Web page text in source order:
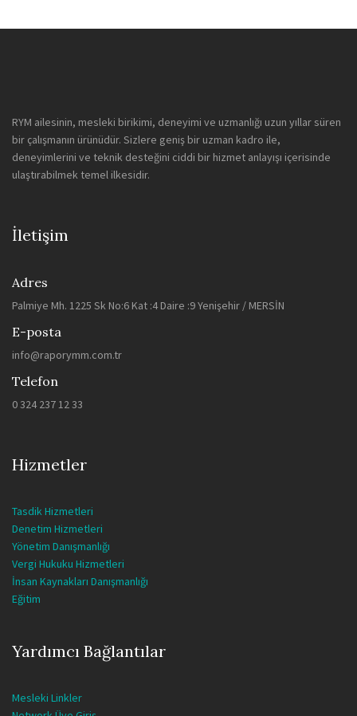
RYM ailesinin, mesleki birikimi, deneyimi ve uzmanlığı uzun yıllar süren
bir çalışmanın ürünüdür. Sizlere geniş bir uzman kadro ile,
deneyimlerini ve teknik desteğini ciddi bir hizmet anlayışı içerisinde
ulaştırabilmek temel ilkesidir.
İletişim
Adres
Palmiye Mh. 1225 Sk No:6 Kat :4 Daire :9 Yenişehir / MERSİN
E-posta
info@raporymm.com.tr
Telefon
0 324 237 12 33
Hizmetler
Tasdik Hizmetleri
Denetim Hizmetleri
Yönetim Danışmanlığı
Vergi Hukuku Hizmetleri
İnsan Kaynakları Danışmanlığı
Eğitim
Yardımcı Bağlantılar
Mesleki Linkler